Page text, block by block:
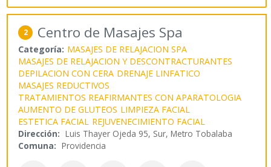
2 Centro de Masajes Spa
Categoría: MASAJES DE RELAJACION SPA
MASAJES DE RELAJACION Y DESCONTRACTURANTES
DEPILACION CON CERA DRENAJE LINFATICO
MASAJES REDUCTIVOS
TRATAMIENTOS REAFIRMANTES CON APARATOLOGIA
AUMENTO DE GLUTEOS LIMPIEZA FACIAL
ESTETICA FACIAL REJUVENECIMIENTO FACIAL
Dirección: Luis Thayer Ojeda 95, Sur, Metro Tobalaba
Comuna: Providencia